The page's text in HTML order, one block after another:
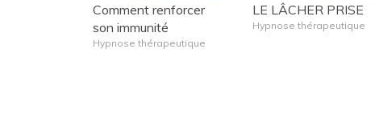
Comment renforcer
son immunité
Hypnose thérapeutique
LE LÂCHER PRISE
Hypnose thérapeutique